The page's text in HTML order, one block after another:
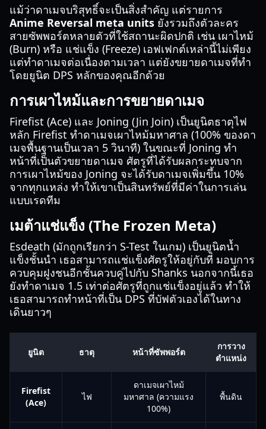
แม้ว่าดาเมจบริสุทธิ์จะเป็นสิ่งสำคัญ แต่รายการ
Anime Reversal meta units ยังรวมถึงตัวละคร
สายซัพพอร์ตหลายตัวที่ใช้สถานะผิดปกติ เช่น เผาไหม้
(Burn) หรือ แช่แข็ง (Freeze) เอฟเฟกต์เหล่านี้ไม่เพียง
แต่ทำดาเมจต่อเนื่องตามเวลา แต่ยังขยายดาเมจที่ทำ
โดยยูนิต DPS หลักของคุณอีกด้วย
การเผาไหม้และการขยายดาเมจ
Firefist (Ace) และ Joning (Jin Join) เป็นยูนิตธาตุไฟ
หลัก Firefist ทำดาเมจเผาไหม้มหาศาล (100% ของดา
เมจพื้นฐานเป็นเวลา 5 วินาที) ในขณะที่ Joning ทำ
หน้าที่เป็นตัวขยายดาเมจ ศัตรูที่ได้รับผลกระทบจาก
การเผาไหม้ของ Joning จะได้รับดาเมจเพิ่มขึ้น 10%
จากทุกแหล่ง ทำให้เขาเป็นสินทรัพย์ที่มีค่าในการเล่น
แบบเรดทีม
เมต้าแช่แข็ง (The Frozen Meta)
Esdeath (มักถูกเรียกว่า S-Test ในเกม) เป็นยูนิตน้ำ
แข็งชั้นนำ เธอสามารถแช่แข็งศัตรูให้อยู่กับที่ มอบการ
ควบคุมฝูงชนอีกชั้นควบคู่ไปกับ Shanks นอกจากนี้เธอ
ยังทำดาเมจ 1.5 เท่าต่อศัตรูที่ถูกแช่แข็งอยู่แล้ว ทำให้
เธอสามารถทำหน้าที่เป็น DPS ที่บัฟตัวเองได้ในทาง
เดินยาวๆ
ยูนิต ธาตุ หน้าที่ซัพพอร์ต
การวาง
ตำแหน่ง
Firefist
(Ace)
ไฟ
ดาเมจเผาไหม้
มหาศาล (ความแรง
100%)
พื้นดิน